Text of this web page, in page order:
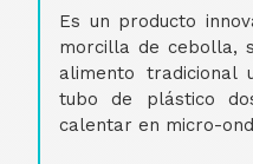
Es un producto
morcilla de cebolla,
alimento tradicional
tubo de plástico
calentar en micro-